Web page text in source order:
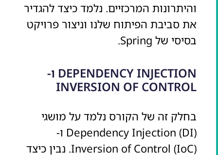
והיתרונות המרכזיים. נלמד כיצד להגדיר
את סביבת הפיתוח שלנו וניצור פרויקט
בסיסי של Spring.
DEPENDENCY INJECTION ו-
INVERSION OF CONTROL
בחלק זה של הקורס נלמד על מושגי
Dependency Injection (DI) ו-
Inversion of Control (IoC). נבין כיצד